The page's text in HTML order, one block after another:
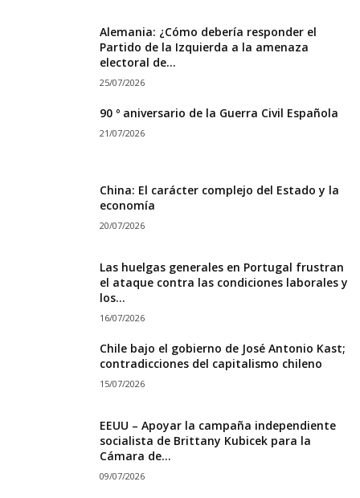
Alemania: ¿Cómo debería responder el
Partido de la Izquierda a la amenaza
electoral de...
25/07/2026
90 º aniversario de la Guerra Civil Española
21/07/2026
China: El carácter complejo del Estado y la
economía
20/07/2026
Las huelgas generales en Portugal frustran
el ataque contra las condiciones laborales y
los...
16/07/2026
Chile bajo el gobierno de José Antonio Kast;
contradicciones del capitalismo chileno
15/07/2026
EEUU – Apoyar la campaña independiente
socialista de Brittany Kubicek para la
Cámara de...
09/07/2026